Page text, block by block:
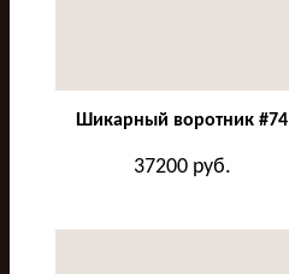
Шикарный воротник #74
37200руб.